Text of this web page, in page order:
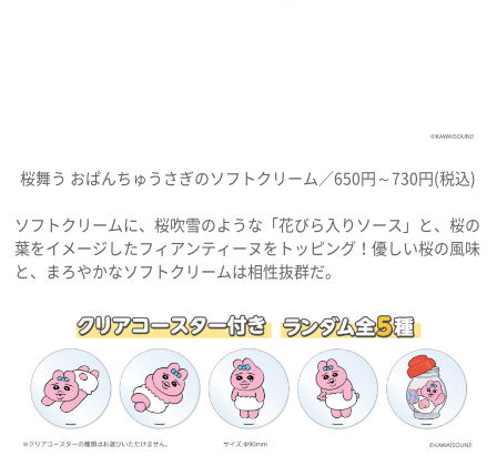
桜舞う おぱんちゅうさぎのソフトクリーム／650円～730円(税込)
ソフトクリームに、桜吹雪のような「花びら入りソース」と、桜の
葉をイメージしたフィアンティーヌをトッピング！優しい桜の風味
と、まろやかなソフトクリームは相性抜群だ。